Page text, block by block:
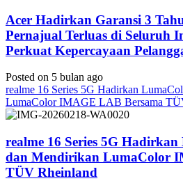
Acer Hadirkan Garansi 3
Pernajual Terluas di Seluruh
Perkuat Kepercayaan
Posted on 5 bulan ago
realme 16 Series 5G Hadirkan
LumaColor IMAGE LAB Bersama
realme 16 Series 5G
dan Mendirikan LumaColor
TÜV Rheinland